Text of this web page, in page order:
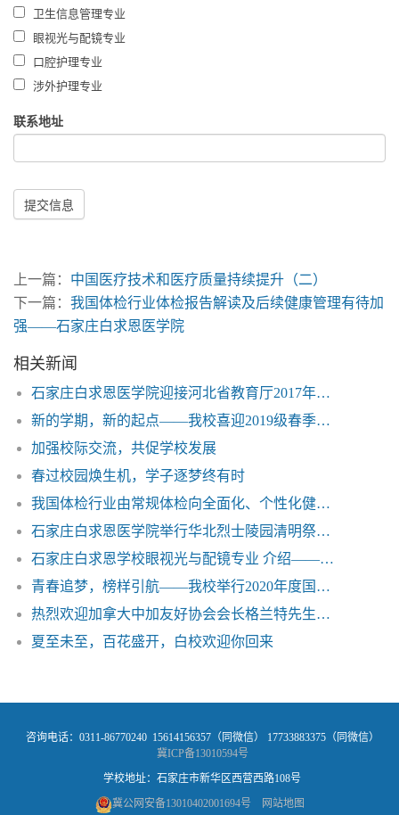
卫生信息管理专业
眼视光与配镜专业
口腔护理专业
涉外护理专业
联系地址
提交信息
上一篇： 中国医疗技术和医疗质量持续提升（二）
下一篇： 我国体检行业体检报告解读及后续健康管理有待加
强——石家庄白求恩医学院
相关新闻
石家庄白求恩医学院迎接河北省教育厅2017年度中职院校办学年检评估
新的学期，新的起点——我校喜迎2019级春季新生
加强校际交流，共促学校发展
春过校园焕生机，学子逐梦终有时
我国体检行业由常规体检向全面化、个性化健康管理发展——石家庄白求恩医学院
石家庄白求恩医学院举行华北烈士陵园清明祭奠活动
石家庄白求恩学校眼视光与配镜专业 介绍——白求恩医学院
青春追梦，榜样引航——我校举行2020年度国家奖学金颁奖典礼
热烈欢迎加拿大中加友好协会会长格兰特先生来石家庄白求恩医学院访问
夏至未至，百花盛开，白校欢迎你回来
咨询电话：0311-86770240 15614156357（同微信） 17733883375（同微信）
冀ICP备13010594号
学校地址：石家庄市新华区西营西路108号
冀公网安备13010402001694号
网站地图